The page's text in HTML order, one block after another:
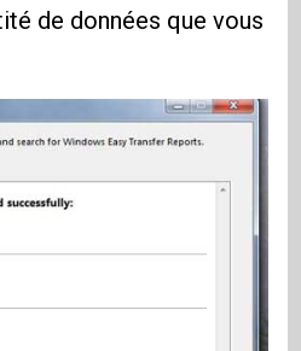
de données que vous